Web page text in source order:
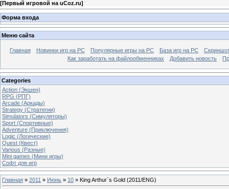
[Первый игровой на uCoz.ru]
Форма входа
Меню сайта
Главная Новинки игр на PC Популярные игры на PC База игр на РС
Как заработать на файлообменниках
Добавить новость
Categories
Action (Экшен)
RPG (РПГ)
Arcade (Аркады)
Strategy (Стратегии)
Simulators (Симуляторы)
Sport (Спортивные)
Adventure (Приключения)
Logic (Логические)
Quest (Квест)
Various (Разные)
Mini games (Мини игры)
Софт для игр
Главная » 2011 » Июнь » 10 » King Arthur`s Gold (2011/ENG)